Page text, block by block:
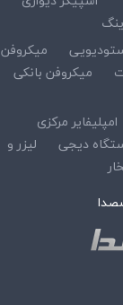
میکروفن
میکروفن بانکی
امپلیفایر مرکزی
دیجی
لیزر و